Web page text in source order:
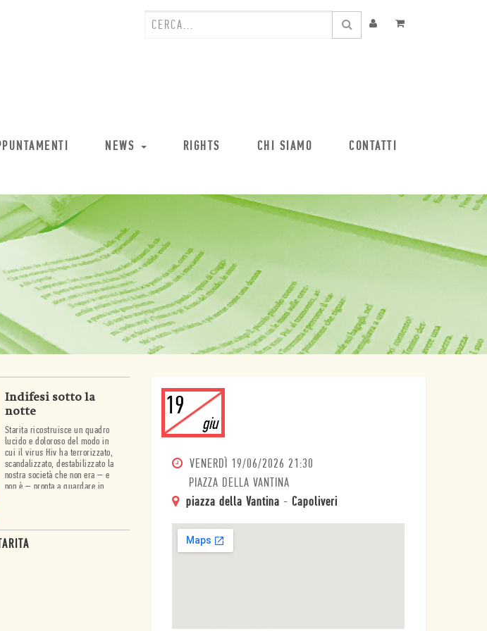
NEWS RIGHTS CHI SIAMO CONTATTI
Indifesi sotto la
notte
Starita ricostruisce un quadro
lucido e doloroso del modo in
cui il virus Hiv ha terrorizzato,
scandalizzato, destabilizzato la
nostra società che non era – e
non è – pronta a guardare in
19
giu
VENERDÌ 19/06/2026 21:30
PIAZZA DELLA VANTINA
piazza della Vantina - Capoliveri